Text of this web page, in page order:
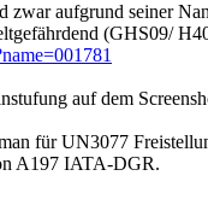
zwar aufgrund seiner
(GHS09/
auf dem
für UN3077
A197 IATA-DGR.